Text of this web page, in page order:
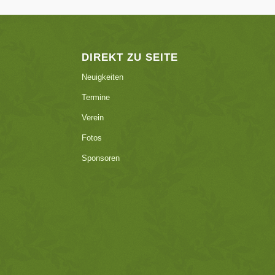
DIREKT ZU SEITE
Neuigkeiten
Termine
Verein
Fotos
Sponsoren